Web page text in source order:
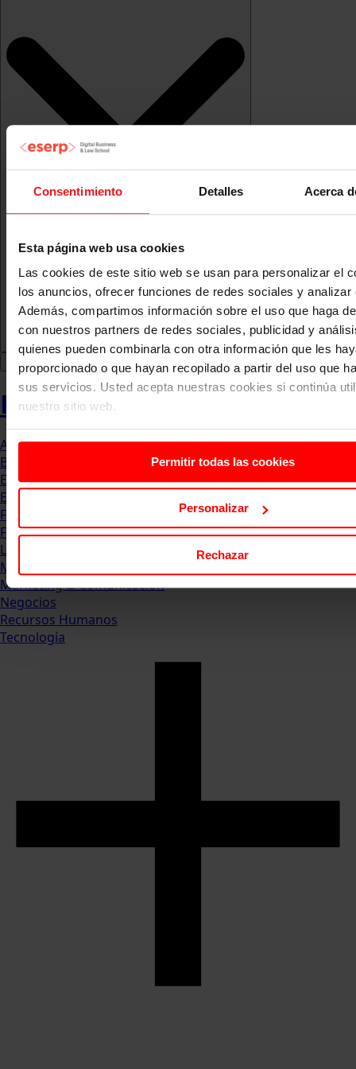
Consentimiento Detalles Acerca
Esta página web usa cookies
Las cookies de este sitio web se usan para personalizar el
los anuncios, ofrecer funciones de redes sociales y analizar
Además, compartimos información sobre el uso que haga
con nuestros partners de redes sociales, publicidad y
quienes pueden combinarla con otra información que les
proporcionado o que hayan recopilado a partir del uso que
sus servicios. Usted acepta nuestras cookies si continúa
nuestro sitio web.
Permitir todas las cookies
Personalizar
Rechazar
Blog
Abogacia
Business
Empleo & Emprendimiento
Empresas
Finanzas
Formación & Estudios
Luxury
Management
Marketing & Comunicación
Negocios
Recursos Humanos
Tecnología